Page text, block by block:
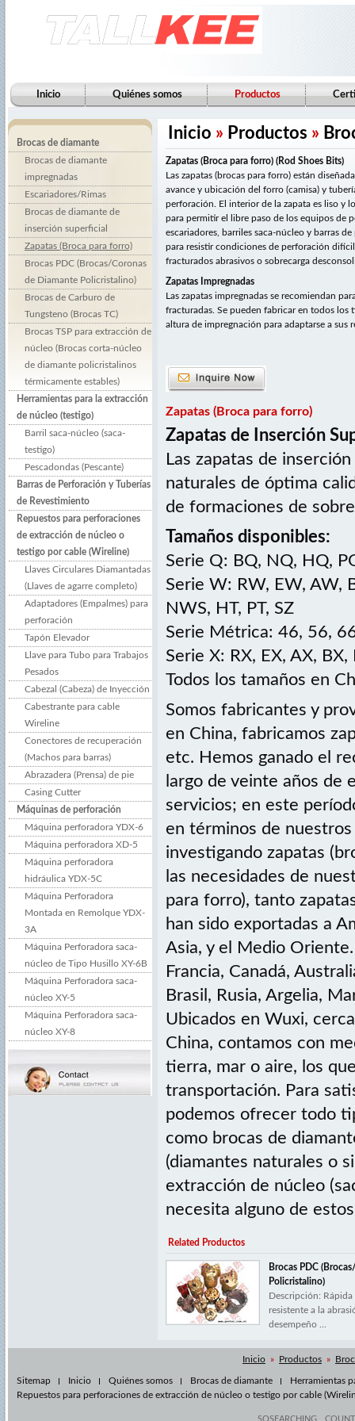
Inicio Quiénes somos Productos
Brocas de diamante
Brocas de diamante
impregnadas
Escariadores/Rimas
Brocas de diamante de
inserción superficial
Zapatas (Broca para forro)
Brocas PDC (Brocas/Coronas
de Diamante Policristalino)
Brocas de Carburo de
Tungsteno (Brocas TC)
Brocas TSP para extracción de
núcleo (Brocas corta-núcleo
de diamante policristalinos
térmicamente estables)
Herramientas para la extracción
de núcleo (testigo)
Barril saca-núcleo (saca-
testigo)
Pescadondas (Pescante)
Barras de Perforación y Tuberías
de Revestimiento
Repuestos para perforaciones
de extracción de núcleo o
testigo por cable (Wireline)
Llaves Circulares Diamantadas
(Llaves de agarre completo)
Adaptadores (Empalmes) para
perforación
Tapón Elevador
Llave para Tubo para Trabajos
Pesados
Cabezal (Cabeza) de Inyección
Cabestrante para cable
Wireline
Conectores de recuperación
(Machos para barras)
Abrazadera (Prensa) de pie
Casing Cutter
Máquinas de perforación
Máquina perforadora YDX-6
Máquina perforadora XD-5
Máquina perforadora
hidráulica YDX-5C
Máquina Perforadora
Montada en Remolque YDX-
3A
Máquina Perforadora saca-
núcleo de Tipo Husillo XY-6B
Máquina Perforadora saca-
núcleo XY-5
Máquina Perforadora saca-
núcleo XY-8
Inicio » Productos »
Zapatas (Broca para forro) (Rod Shoes Bits)
Las zapatas (brocas para forro) están
avance y ubicación del forro (camisa) y
perforación. El interior de la zapata es liso y
para permitir el libre paso de los equipos de
escariadores, barriles saca-núcleo y barras
para resistir condiciones de perforación
fracturados abrasivos o sobrecarga
Zapatas Impregnadas
Las zapatas impregnadas se recomiendan
fracturadas. Se pueden fabricar en todos los
altura de impregnación para adaptarse a sus
Zapatas (Broca para forro)
Zapatas de Inserción
Las zapatas de
naturales de óptima
de formaciones de
Tamaños disponibles:
Serie Q: BQ, NQ, HQ,
Serie W: RW, EW, AW,
NWS, HT, PT, SZ
Serie Métrica: 46, 56,
Serie X: RX, EX, AX,
Todos los tamaños en
Somos fabricantes y
en China, fabricamos
etc. Hemos ganado el
largo de veinte años de
servicios; en este
en términos de
investigando zapatas
las necesidades de
para forro), tanto
han sido exportadas a
Asia, y el Medio
Francia, Canadá,
Brasil, Rusia, Argelia,
Ubicados en Wuxi,
China, contamos con
tierra, mar o aire, los
transportación. Para
podemos ofrecer todo
como brocas de
(diamantes naturales o
extracción de núcleo
necesita alguno de
Related Productos
Brocas PDC
Policristalino)
Descripción:
resistente a la
desempeño ...
Inicio » Productos »
Sitemap Inicio Quiénes somos Brocas de diamante
Herramientas
Repuestos para perforaciones de extracción de núcleo o testigo por cable
SOSEARCHING COUNT